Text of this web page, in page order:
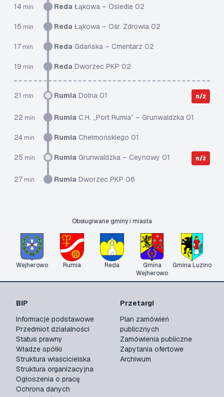
14 min Reda Łąkowa – Osiedle 02
15 min Reda Łąkowa – Ośr. Zdrowia 02
17 min Reda Gdańska – Cmentarz 02
19 min Reda Dworzec PKP 02
21 min Rumia Dolna 01 n/ż
22 min Rumia C.H. „Port Rumia” – Grunwaldzka 01
24 min Rumia Chełmońskiego 01
25 min Rumia Grunwaldzka – Ceynowy 01 n/ż
27 min Rumia Dworzec PKP 06
Obsługiwane gminy i miasta
Wejherowo Rumia Reda
Gmina
Wejherowo
Gmina Luzino
BIP
Informacje podstawowe
Przedmiot działalności
Status prawny
Władze spółki
Struktura właścicielska
Struktura organizacyjna
Ogłoszenia o pracę
Ochrona danych
Przetargi
Plan zamówień
publicznych
Zamówienia publiczne
Zapytania ofertowe
Archiwum